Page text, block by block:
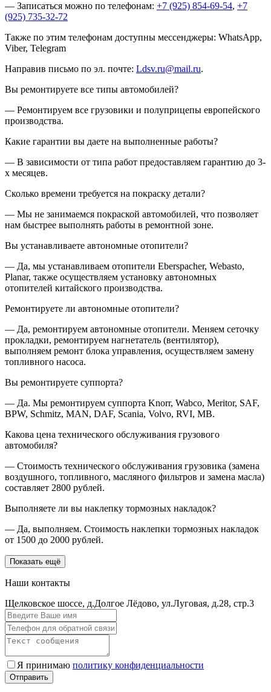
— Записаться можно по телефонам: +7 (925) 854-69-54, +7
(925) 735-32-72
Также по этим телефонам доступны мессенджеры: WhatsApp,
Viber, Telegram
Направив письмо по эл. почте: Ldsv.ru@mail.ru.
Вы ремонтируете все типы автомобилей?
— Ремонтируем все грузовики и полуприцепы европейского
производства.
Какие гарантии вы даете на выполненные работы?
— В зависимости от типа работ предоставляем гарантию до 3-
х месяцев.
Сколько времени требуется на покраску детали?
— Мы не занимаемся покраской автомобилей, что позволяет
нам быстрее выполнять работы в ремонтной зоне.
Вы устанавливаете автономные отопители?
— Да, мы устанавливаем отопители Eberspacher, Webasto,
Planar, также осуществляем установку автономных
отопителей китайского производства.
Ремонтируете ли автономные отопители?
— Да, ремонтируем автономные отопители. Меняем сеточку
прокладки, ремонтируем нагнетатель (вентилятор),
выполняем ремонт блока управления, осуществляем замену
топливного насоса.
Вы ремонтируете суппорта?
— Да. Мы ремонтируем суппорта Knorr, Wabco, Meritor, SAF,
BPW, Schmitz, MAN, DAF, Scania, Volvo, RVI, MB.
Какова цена технического обслуживания грузового
автомобиля?
— Стоимость технического обслуживания грузовика (замена
воздушного, топливного, масляного фильтров и замена масла)
составляет 2800 рублей.
Выполняете ли вы наклепку тормозных накладок?
— Да, выполняем. Стоимость наклепки тормозных накладок
от 1500 до 2000 рублей.
Показать ещё
Наши контакты
Щелковское шоссе, д.Долгое Лёдово, ул.Луговая, д.28, стр.3
Я принимаю политику конфиденциальности